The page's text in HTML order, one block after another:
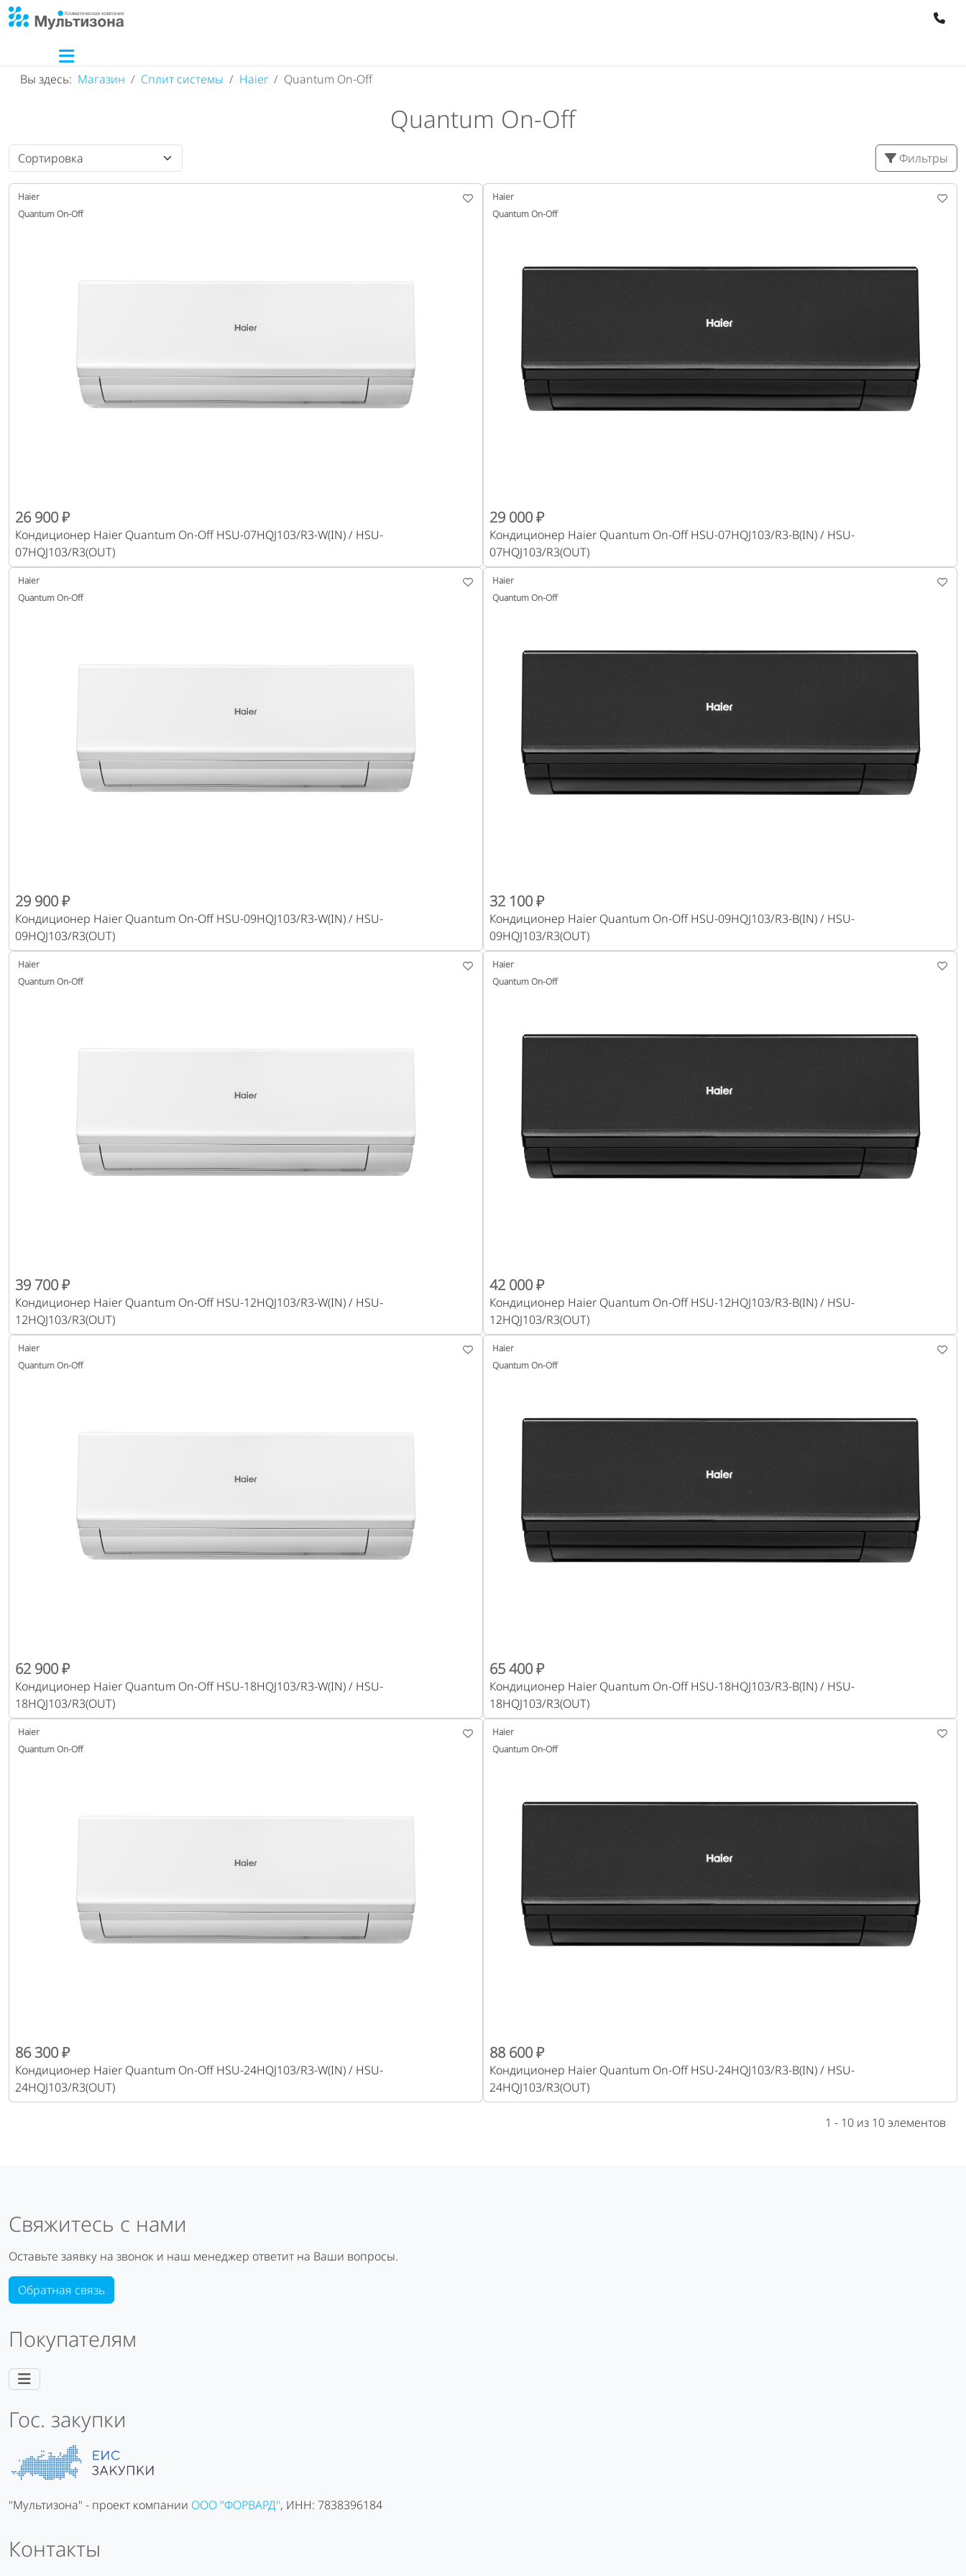
Вы здесь: Магазин Сплит системы Haier Quantum On-Off
Quantum On-Off
Фильтры
Haier
Quantum On-Off
26 900 ₽
Кондиционер Haier Quantum On-Off HSU-07HQJ103/R3-W(IN) / HSU-
07HQJ103/R3(OUT)
Haier
Quantum On-Off
29 000 ₽
Кондиционер Haier Quantum On-Off HSU-07HQJ103/R3-B(IN) / HSU-
07HQJ103/R3(OUT)
Haier
Quantum On-Off
29 900 ₽
Кондиционер Haier Quantum On-Off HSU-09HQJ103/R3-W(IN) / HSU-
09HQJ103/R3(OUT)
Haier
Quantum On-Off
32 100 ₽
Кондиционер Haier Quantum On-Off HSU-09HQJ103/R3-B(IN) / HSU-
09HQJ103/R3(OUT)
Haier
Quantum On-Off
39 700 ₽
Кондиционер Haier Quantum On-Off HSU-12HQJ103/R3-W(IN) / HSU-
12HQJ103/R3(OUT)
Haier
Quantum On-Off
42 000 ₽
Кондиционер Haier Quantum On-Off HSU-12HQJ103/R3-B(IN) / HSU-
12HQJ103/R3(OUT)
Haier
Quantum On-Off
62 900 ₽
Кондиционер Haier Quantum On-Off HSU-18HQJ103/R3-W(IN) / HSU-
18HQJ103/R3(OUT)
Haier
Quantum On-Off
65 400 ₽
Кондиционер Haier Quantum On-Off HSU-18HQJ103/R3-B(IN) / HSU-
18HQJ103/R3(OUT)
Haier
Quantum On-Off
86 300 ₽
Кондиционер Haier Quantum On-Off HSU-24HQJ103/R3-W(IN) / HSU-
24HQJ103/R3(OUT)
Haier
Quantum On-Off
88 600 ₽
Кондиционер Haier Quantum On-Off HSU-24HQJ103/R3-B(IN) / HSU-
24HQJ103/R3(OUT)
1 - 10 из 10 элементов
Контакты
Покупателям
Гос. закупки
"Мультизона" - проект компании ООО "ФОРВАРД", ИНН: 7838396184
Свяжитесь с нами
Оставьте заявку на звонок и наш менеджер ответит на Ваши вопросы.
Обратная связь